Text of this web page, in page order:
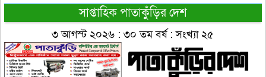
সাপ্তাহিক পাতাকুঁড়ির দেশ
৩ আগস্ট ২০২৬ : ৩০ তম বর্ষ : সংখ্যা ২৫